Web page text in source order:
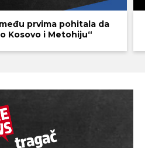
prvima pohitala da
Kosovo i Metohiju“